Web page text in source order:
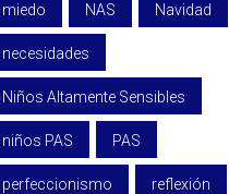
miedo NAS Navidad
necesidades
Niños Altamente Sensibles
niños PAS PAS
perfeccionismo reflexión